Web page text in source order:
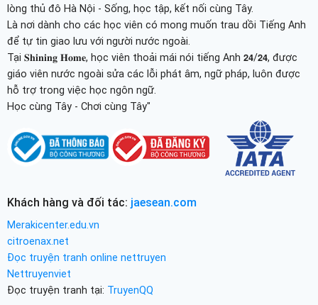
lòng thủ đô Hà Nội - Sống, học tập, kết nối cùng Tây.
Là nơi dành cho các học viên có mong muốn trau dồi Tiếng Anh
để tự tin giao lưu với người nước ngoài.
Tại 𝐒𝐡𝐢𝐧𝐢𝐧𝐠 𝐇𝐨𝐦𝐞, học viên thoải mái nói tiếng Anh 𝟮𝟰/𝟮𝟰, được
giáo viên nước ngoài sửa các lỗi phát âm, ngữ pháp, luôn được
hỗ trợ trong việc học ngôn ngữ.
Học cùng Tây - Chơi cùng Tây"
Khách hàng và đối tác: jaesean.com
Merakicenter.edu.vn
citroenax.net
Đọc truyện tranh online nettruyen
Nettruyenviet
Đọc truyện tranh tại: TruyenQQ